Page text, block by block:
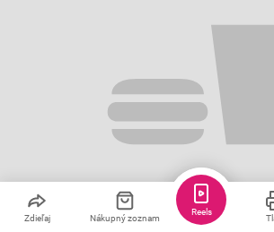
Zdieľaj Nákupný zoznam
Reels